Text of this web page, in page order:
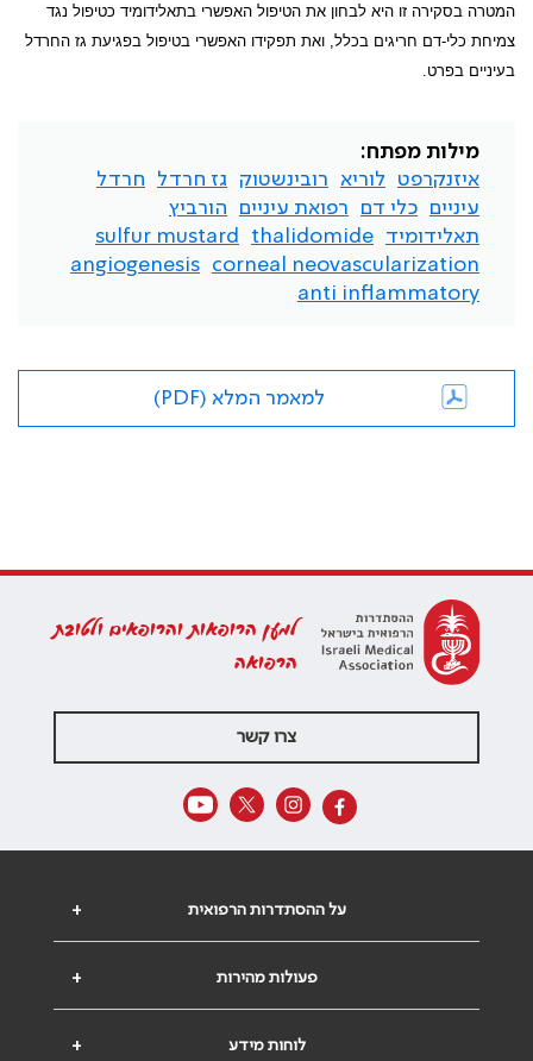
המטרה בסקירה זו היא לבחון את הטיפול האפשרי בתאלידומיד כטיפול נגד
צמיחת כלי-דם חריגים בכלל, ואת תפקידו האפשרי בטיפול בפגיעת גז החרדל
בעיניים בפרט.
מילות מפתח:
איזנקרפט
לוריא רובינשטוק גז חרדל
חרדל
עיניים
כלי דם רפואת עיניים
הורביץ
תאלידומיד
thalidomide
sulfur mustard
corneal neovascularization
angiogenesis
anti inflammatory
למאמר המלא (PDF)
למען הרופאות והרופאים ולטובת
הרפואה
צרו קשר
+ על ההסתדרות הרפואית
+ פעולות מהירות
+ לוחות מידע